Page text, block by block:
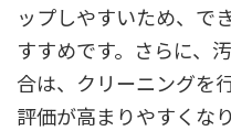
ップしやすいため、で
すすめです。さらに、
合は、クリーニングを
評価が高まりやすくなり